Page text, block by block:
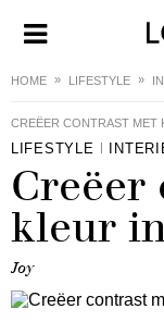
HOME LIFESTYLE
CREËER CONTRAST MET
LIFESTYLE
Creëer
kleur
Joy